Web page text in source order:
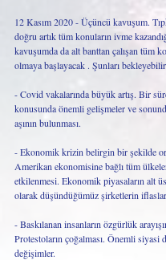
12 Kasım 2020 - Üçüncü kavuşum.
doğru artık tüm konuların ivme
kavuşumda da alt banttan çalışan tüm
olmaya başlayacak . Şunları
- Covid vakalarında büyük artış. Bir
konusunda önemli gelişmeler ve
aşının bulunması.
- Ekonomik krizin belirgin bir şekilde
Amerikan ekonomisine bağlı tüm
etkilenmesi. Ekonomik piyasaların alt
olarak düşündüğümüz şirketlerin
- Baskılanan insanların özgürlük
Protestoların çoğalması. Önemli siyasi
değişimler.